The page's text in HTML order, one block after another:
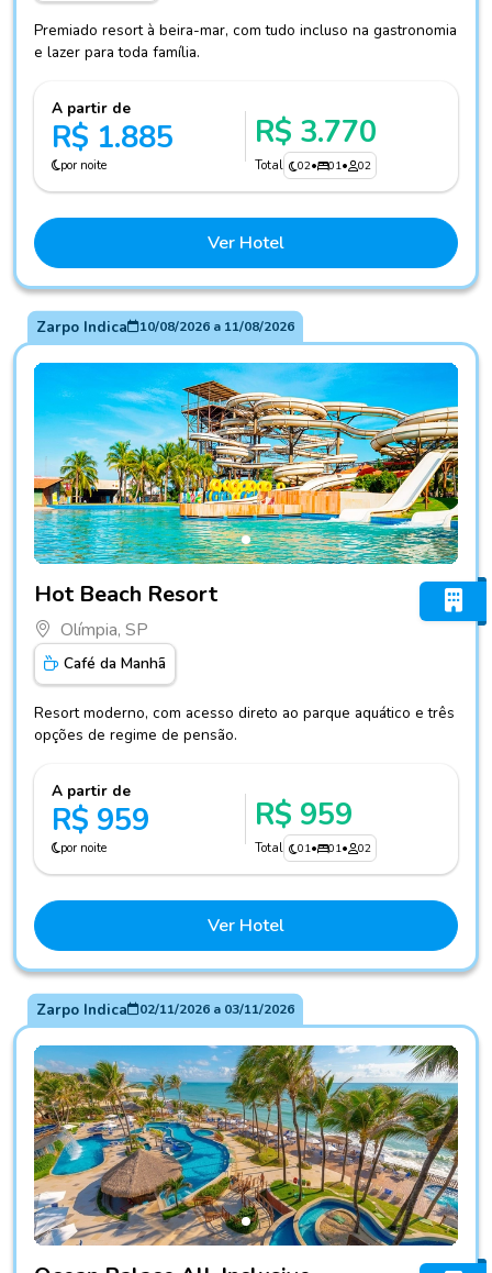
Premiado resort à beira-mar, com tudo incluso na gastronomia
e lazer para toda família.
A partir de
R$ 1.885
por noite
R$ 3.770
Total 02• 01• 02
Ver Hotel
Zarpo Indica 10/08/2026a 11/08/2026
Hot Beach Resort
Olímpia, SP
Café da Manhã
Resort moderno, com acesso direto ao parque aquático e três
opções de regime de pensão.
A partir de
R$ 959
por noite
R$ 959
Total 01• 01• 02
Ver Hotel
Zarpo Indica 02/11/2026a 03/11/2026